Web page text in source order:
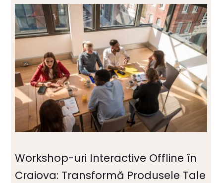
Workshop-uri Interactive Offline în
Craiova: Transformă Produsele Tale